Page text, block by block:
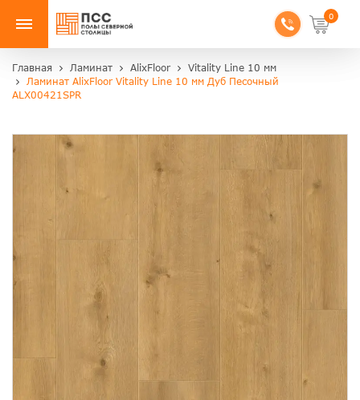
0
Главная Ламинат AlixFloor
Vitality Line 10 мм
Ламинат AlixFloor Vitality Line 10 мм Дуб Песочный
ALX00421SPR